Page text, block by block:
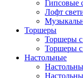
Гипсовые
Лофт
Торшеры
Торшеры
Торшеры
Настольные